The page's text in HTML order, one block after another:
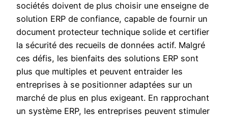
sociétés doivent de plus choisir une enseigne de
solution ERP de confiance, capable de fournir un
document protecteur technique solide et certifier
la sécurité des recueils de données actif. Malgré
ces défis, les bienfaits des solutions ERP sont
plus que multiples et peuvent entraider les
entreprises à se positionner adaptées sur un
marché de plus en plus exigeant. En rapprochant
un système ERP, les entreprises peuvent stimuler